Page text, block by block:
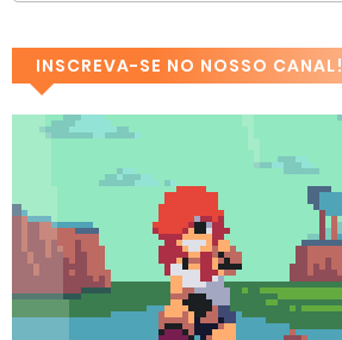
INSCREVA-SE NO NOSSO CANAL!